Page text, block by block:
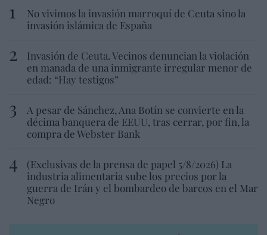
No vivimos la invasión marroquí de Ceuta sino la
invasión islámica de España
Invasión de Ceuta. Vecinos denuncian la violación
en manada de una inmigrante irregular menor de
edad: “Hay testigos”
A pesar de Sánchez, Ana Botín se convierte en la
décima banquera de EEUU, tras cerrar, por fin, la
compra de Webster Bank
(Exclusivas de la prensa de papel 5/8/2026) La
industria alimentaria sube los precios por la
guerra de Irán y el bombardeo de barcos en el Mar
Negro